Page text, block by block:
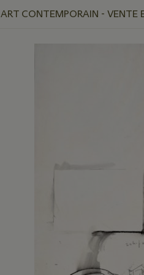
ART CONTEMPORAIN - VENTE